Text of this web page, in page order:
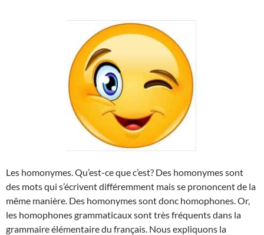
Les homonymes. Qu’est-ce que c’est? Des homonymes sont
des mots qui s’écrivent différemment mais se prononcent de la
même manière. Des homonymes sont donc homophones. Or,
les homophones grammaticaux sont très fréquents dans la
grammaire élémentaire du français. Nous expliquons la